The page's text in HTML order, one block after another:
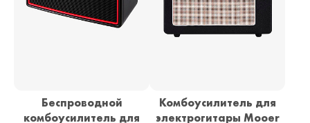
Беспроводной
комбоусилитель для
Комбоусилитель для
электрогитары Mooer